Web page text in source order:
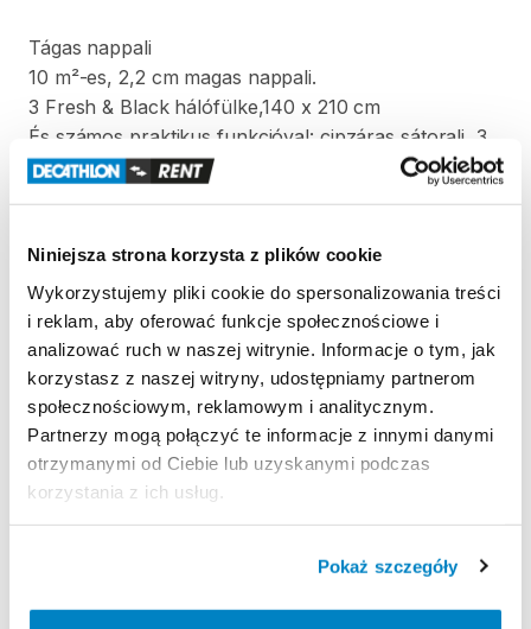
Niniejsza strona korzysta z plików cookie
Wykorzystujemy pliki cookie do spersonalizowania treści
i reklam, aby oferować funkcje społecznościowe i
analizować ruch w naszej witrynie. Informacje o tym, jak
korzystasz z naszej witryny, udostępniamy partnerom
społecznościowym, reklamowym i analitycznym.
Partnerzy mogą połączyć te informacje z innymi danymi
otrzymanymi od Ciebie lub uzyskanymi podczas
korzystania z ich usług.
Pokaż szczegóły
Tágas nappali
10 m²-es​,​ 2​,​2 cm magas nappali.
3 Fresh & Black hálófülke​,​140 x 210 cm
És számos praktikus funkcióval: cipzáras sátoralj 3
nagy ablak (mesh és tárolóhely
A hálófülkékben maximum két darab 70
egy darab 140 cm széles matrac fér el.
A sátor felállítása és lebontása
Egyben felfújódó szerkezet​,​ előre összeszerelt
hálófülkék és ponyva.
A Quechua Ultim Comfort (termékkód: 8601387)
beépített nyomásmérővel ellátott pumpával (nem
tartozék) fújd fel 7 PSI
Egy személy is fel tudja állítani​,​ de a könnyebbség
Súly